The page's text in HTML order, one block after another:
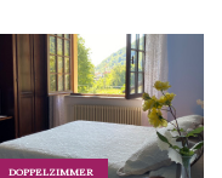
DOPPELZIMMER